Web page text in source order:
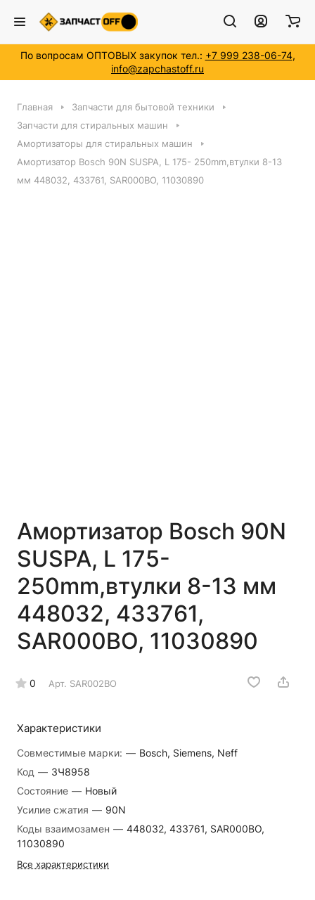
По вопросам ОПТОВЫХ закупок тел.: +7 999 238-06-74,
info@zapchastoff.ru
Главная
Запчасти для бытовой техники
Запчасти для стиральных машин
Амортизаторы для стиральных машин
Амортизатор Bosch 90N SUSPA, L 175- 250mm,втулки 8-13
мм 448032, 433761, SAR000BO, 11030890
Амортизатор Bosch 90N
SUSPA, L 175-
250mm,втулки 8-13 мм
448032, 433761,
SAR000BO, 11030890
0 Арт. SAR002BO
Характеристики
Совместимые марки: — Bosch, Siemens, Neff
Код — ЗЧ8958
Состояние — Новый
Усилие сжатия — 90N
Коды взаимозамен — 448032, 433761, SAR000BO,
11030890
Все характеристики